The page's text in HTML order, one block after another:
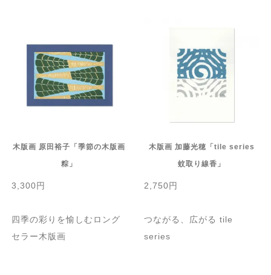
木版画 原田裕子「季節の木版画
粽」
3,300円
四季の彩りを愉しむロング
セラー木版画
木版画 加藤光穂「tile series
蚊取り線香」
2,750円
つながる、広がる tile
series